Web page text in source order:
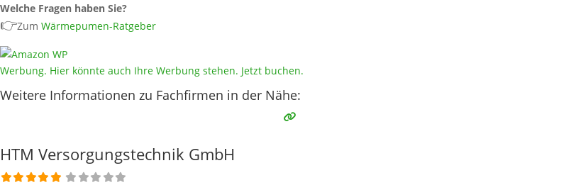
Welche Fragen haben Sie?
👉Zum Wärmepumen-Ratgeber
Werbung. Hier könnte auch Ihre Werbung stehen. Jetzt buchen.
Weitere Informationen zu Fachfirmen in der Nähe:
HTM Versorgungstechnik GmbH